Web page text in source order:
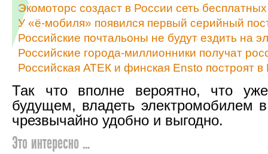
Экомоторс создаст в России сеть
У «ё-мобиля» появился первый серийный
Российские почтальоны не будут ездить на
Российские города-миллионники получат
Российская АТЕК и финская Ensto построят
Так что вполне вероятно, что
будущем, владеть электромобилем
чрезвычайно удобно и выгодно.
Это интересно ...